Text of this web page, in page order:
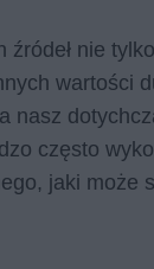
nie
wartości
nasz
często
jaki może